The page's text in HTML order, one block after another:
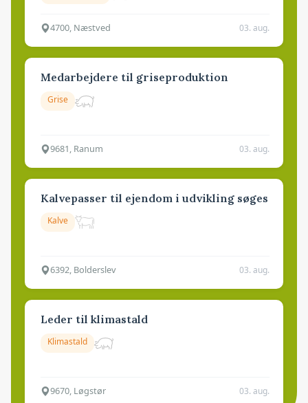
4700, Næstved 03. aug.
Medarbejdere til griseproduktion
Grise
9681, Ranum 03. aug.
Kalvepasser til ejendom i udvikling søges
Kalve
6392, Bolderslev 03. aug.
Leder til klimastald
Klimastald
9670, Løgstør 03. aug.